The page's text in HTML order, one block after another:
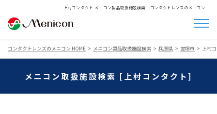
上村コンタクト メニコン製品取扱施設検索│コンタクトレンズのメニコン
コンタクトレンズのメニコン HOME メニコン製品取扱施設検索 兵庫県 宝塚市 上村
メニコン取扱施設検索 [上村コンタクト]